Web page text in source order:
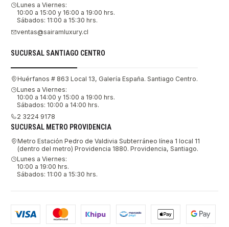
Lunes a Viernes:
10:00 a 15:00 y 16:00 a 19:00 hrs.
Sábados: 11:00 a 15:30 hrs.
ventas@sairamluxury.cl
SUCURSAL SANTIAGO CENTRO
Huérfanos # 863 Local 13, Galería España. Santiago Centro.
Lunes a Viernes:
10:00 a 14:00 y 15:00 a 19:00 hrs.
Sábados: 10:00 a 14:00 hrs.
2 3224 9178
SUCURSAL METRO PROVIDENCIA
Metro Estación Pedro de Valdivia Subterráneo línea 1 local 11
(dentro del metro) Providencia 1880. Providencia, Santiago.
Lunes a Viernes:
10:00 a 19:00 hrs.
Sábados: 11:00 a 15:30 hrs.